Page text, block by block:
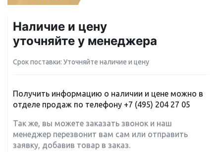
Наличие и цену
уточняйте у менеджера
Срок поставки: Уточняйте наличие и цену
Получить информацию о наличии и цене можно в
отделе продаж по телефону +7 (495) 204 27 05
Так же, вы можете заказать звонок и наш
менеджер перезвонит вам сам или отправить
заявку, добавив товар в заказ.